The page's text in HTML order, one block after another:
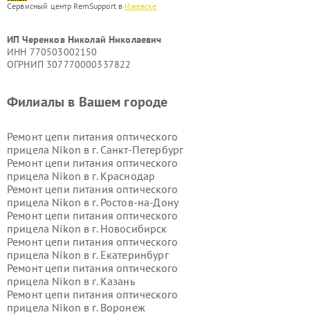
Сервисный центр RemSupport в Ижевске
ИП Черенков Николай Николаевич
ИНН 770503002150
ОГРНИП 307770000337822
Филиалы в Вашем городе
Ремонт цепи питания оптического
прицела Nikon в г. Санкт-Петербург
Ремонт цепи питания оптического
прицела Nikon в г. Краснодар
Ремонт цепи питания оптического
прицела Nikon в г. Ростов-на-Дону
Ремонт цепи питания оптического
прицела Nikon в г. Новосибирск
Ремонт цепи питания оптического
прицела Nikon в г. Екатеринбург
Ремонт цепи питания оптического
прицела Nikon в г. Казань
Ремонт цепи питания оптического
прицела Nikon в г. Воронеж